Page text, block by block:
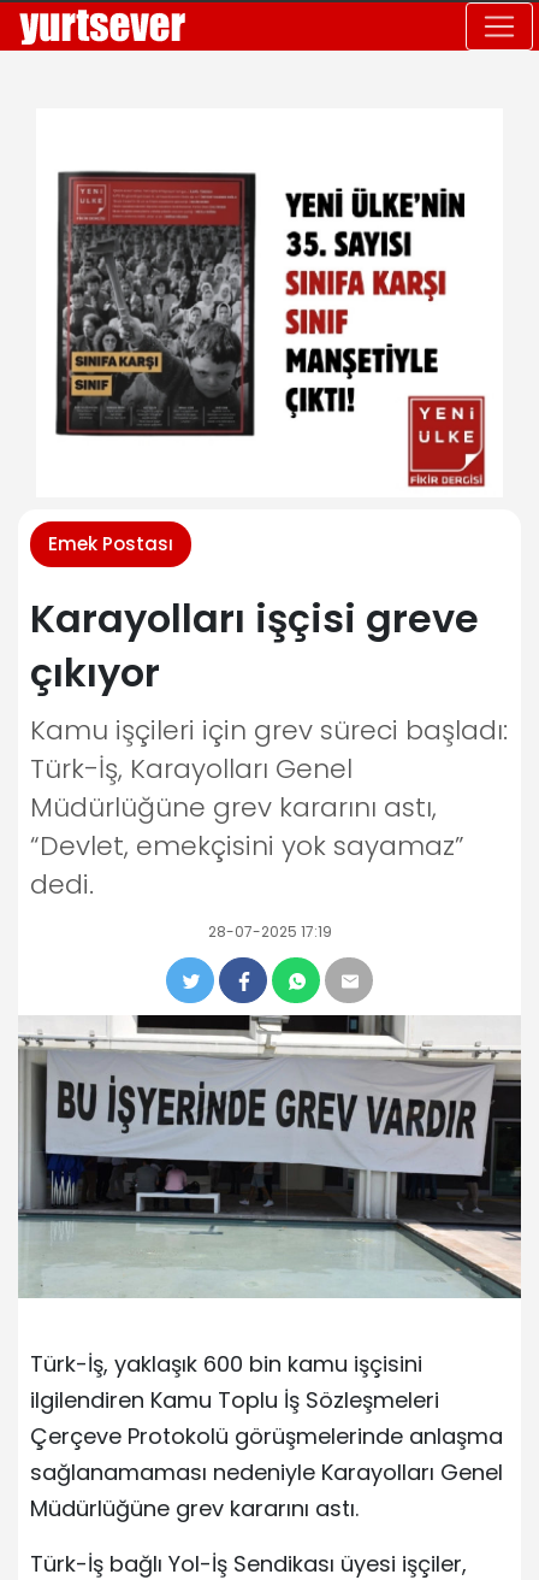
Emek Postası
Karayolları işçisi greve
çıkıyor
Kamu işçileri için grev süreci başladı:
Türk-İş, Karayolları Genel
Müdürlüğüne grev kararını astı,
“Devlet, emekçisini yok sayamaz”
dedi.
28-07-2025 17:19
Türk-İş, yaklaşık 600 bin kamu işçisini
ilgilendiren Kamu Toplu İş Sözleşmeleri
Çerçeve Protokolü görüşmelerinde anlaşma
sağlanamaması nedeniyle Karayolları Genel
Müdürlüğüne grev kararını astı.
Türk-İş bağlı Yol-İş Sendikası üyesi işçiler,